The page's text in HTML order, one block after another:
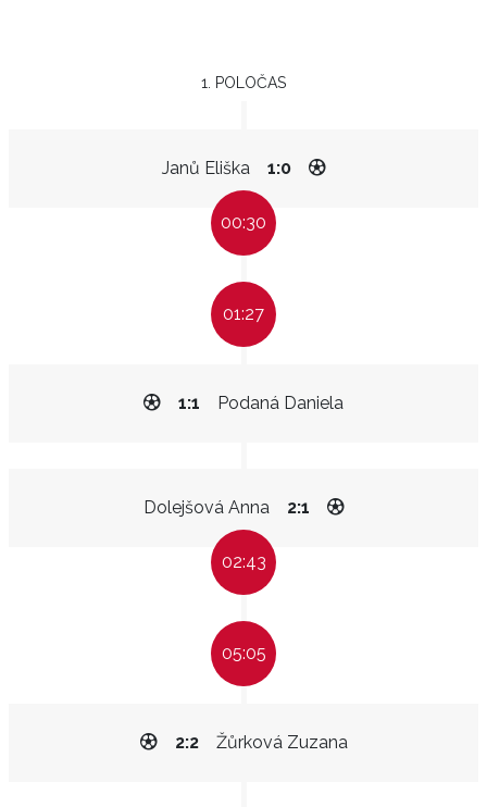
1. POLOČAS
Janů Eliška 1:0
00:30
01:27
Podaná Daniela
1:1
Dolejšová Anna 2:1
02:43
05:05
Žůrková Zuzana
2:2